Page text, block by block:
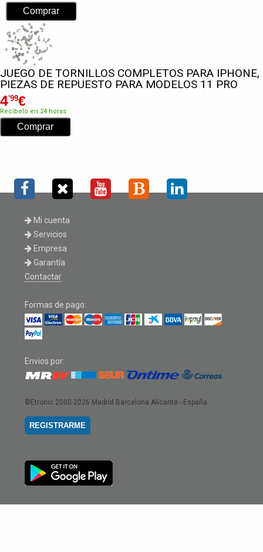
JUEGO DE TORNILLOS COMPLETOS PARA IPHONE,
PIEZAS DE REPUESTO PARA MODELOS 11 PRO
4'99€
Recíbelo en 24 horas
Mi cuenta
Servicios
Empresa
Garantía
Contactar
Formas de pago:
Envios por:
©Etronic 2000-2026 Madrid Barcelona Alicante - España
REGISTRARME